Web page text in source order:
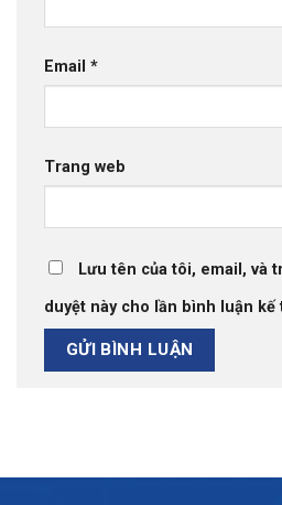
Email *
Trang web
Lưu tên của tôi, email, và
duyệt này cho lần bình luận kế